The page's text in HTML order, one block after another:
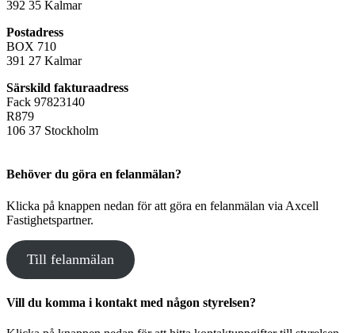
392 35 Kalmar
Postadress
BOX 710
391 27 Kalmar
Särskild fakturaadress
Fack 97823140
R879
106 37 Stockholm
Behöver du göra en felanmälan?
Klicka på knappen nedan för att göra en felanmälan via Axcell
Fastighetspartner.
Till felanmälan
Vill du komma i kontakt med någon styrelsen?